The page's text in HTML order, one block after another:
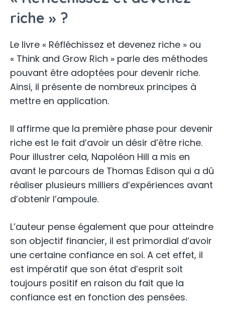
riche » ?
Le livre « Réfléchissez et devenez riche » ou
« Think and Grow Rich » parle des méthodes
pouvant être adoptées pour devenir riche.
Ainsi, il présente de nombreux principes à
mettre en application.
Il affirme que la première phase pour devenir
riche est le fait d’avoir un désir d’être riche.
Pour illustrer cela, Napoléon Hill a mis en
avant le parcours de Thomas Edison qui a dû
réaliser plusieurs milliers d’expériences avant
d’obtenir l’ampoule.
L’auteur pense également que pour atteindre
son objectif financier, il est primordial d’avoir
une certaine confiance en soi. A cet effet, il
est impératif que son état d’esprit soit
toujours positif en raison du fait que la
confiance est en fonction des pensées.